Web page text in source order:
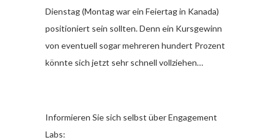
Dienstag (Montag war ein Feiertag in Kanada)
positioniert sein sollten. Denn ein Kursgewinn
von eventuell sogar mehreren hundert Prozent
könnte sich jetzt sehr schnell vollziehen…
Informieren Sie sich selbst über Engagement
Labs: